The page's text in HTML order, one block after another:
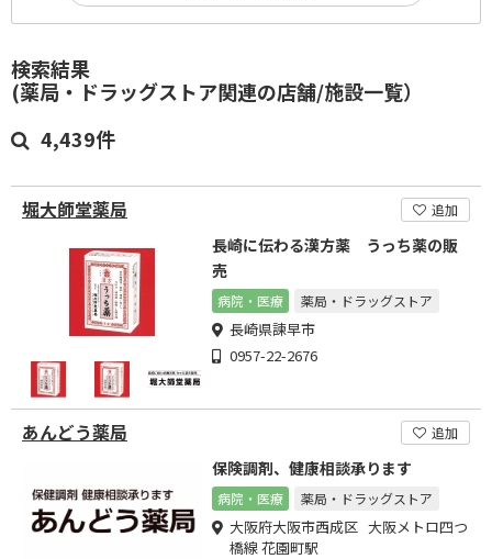
検索結果
(薬局・ドラッグストア関連の店舗/施設一覧）
4,439件
堀大師堂薬局 追加
長崎に伝わる漢方薬 うっち薬の販
売
病院・医療 薬局・ドラッグストア
長崎県諫早市
0957-22-2676
あんどう薬局 追加
保険調剤、健康相談承ります
病院・医療 薬局・ドラッグストア
大阪府大阪市西成区 大阪メトロ四つ
橋線 花園町駅